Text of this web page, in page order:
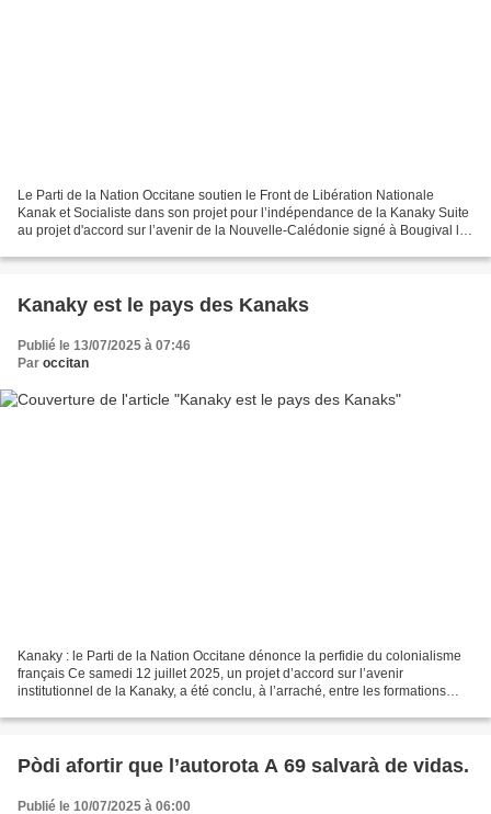
Le Parti de la Nation Occitane soutien le Front de Libération Nationale
Kanak et Socialiste dans son projet pour l’indépendance de la Kanaky Suite
au projet d'accord sur l’avenir de la Nouvelle-Calédonie signé à Bougival le
Kanaky est le pays des Kanaks
Publié le 13/07/2025 à 07:46
Par occitan
Kanaky : le Parti de la Nation Occitane dénonce la perfidie du colonialisme
français Ce samedi 12 juillet 2025, un projet d’accord sur l’avenir
institutionnel de la Kanaky, a été conclu, à l’arraché, entre les formations
Pòdi afortir que l’autorota A 69 salvarà de vidas.
Publié le 10/07/2025 à 06:00